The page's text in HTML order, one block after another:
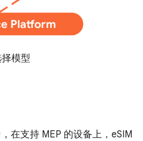
模型
在支持 MEP 的设备上，eSIM